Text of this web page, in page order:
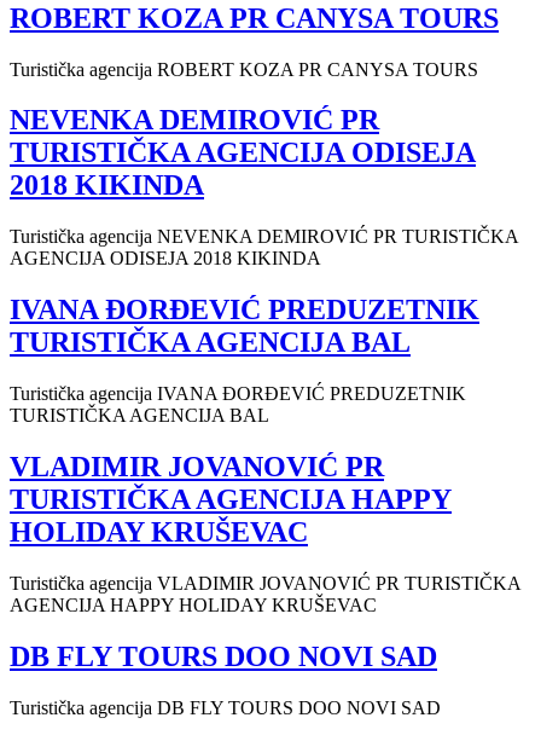
ROBERT KOZA PR CANYSA TOURS
Turistička agencija ROBERT KOZA PR CANYSA TOURS
NEVENKA DEMIROVIĆ PR
TURISTIČKA AGENCIJA ODISEJA
2018 KIKINDA
Turistička agencija NEVENKA DEMIROVIĆ PR TURISTIČKA
AGENCIJA ODISEJA 2018 KIKINDA
IVANA ĐORĐEVIĆ PREDUZETNIK
TURISTIČKA AGENCIJA BAL
Turistička agencija IVANA ĐORĐEVIĆ PREDUZETNIK
TURISTIČKA AGENCIJA BAL
VLADIMIR JOVANOVIĆ PR
TURISTIČKA AGENCIJA HAPPY
HOLIDAY KRUŠEVAC
Turistička agencija VLADIMIR JOVANOVIĆ PR TURISTIČKA
AGENCIJA HAPPY HOLIDAY KRUŠEVAC
DB FLY TOURS DOO NOVI SAD
Turistička agencija DB FLY TOURS DOO NOVI SAD